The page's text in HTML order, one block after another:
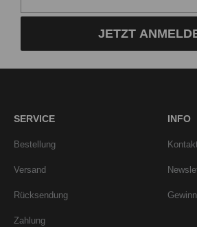
JETZT
SERVICE
Bestellung
Versand
Rücksendung
Zahlung
INFO